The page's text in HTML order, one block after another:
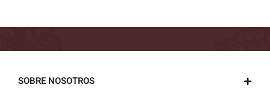
SOBRE NOSOTROS